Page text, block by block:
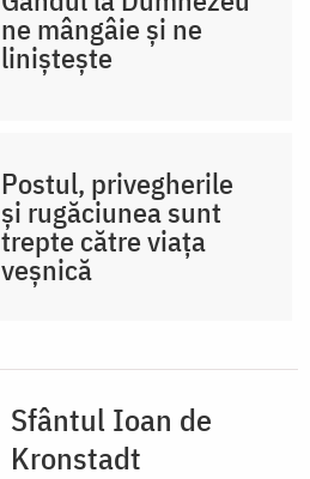
ne mângâie și ne
liniștește
Postul, privegherile
și rugăciunea sunt
trepte către viața
veșnică
Sfântul Ioan de
Kronstadt